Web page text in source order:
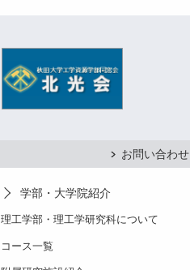
お問い合わせ
学部・大学院紹介
理工学部・理工学研究科について
コース一覧